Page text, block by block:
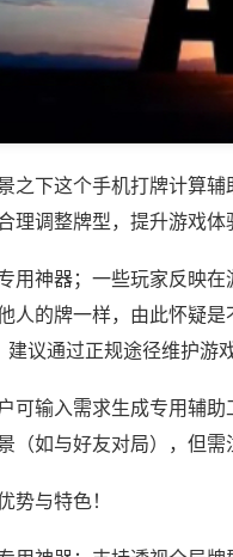
之下这个手机打牌计算
理调整牌型，提升游戏体
用神器；一些玩家反映
人的牌一样，由此怀疑
议通过正规途径维护游戏
可输入需求生成专用辅
（如与好友对局），但需
势与特色！